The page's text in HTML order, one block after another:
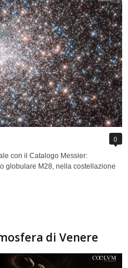
0
con il Catalogo Messier:
globulare M28, nella costellazione
di Venere